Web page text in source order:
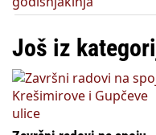
Još iz